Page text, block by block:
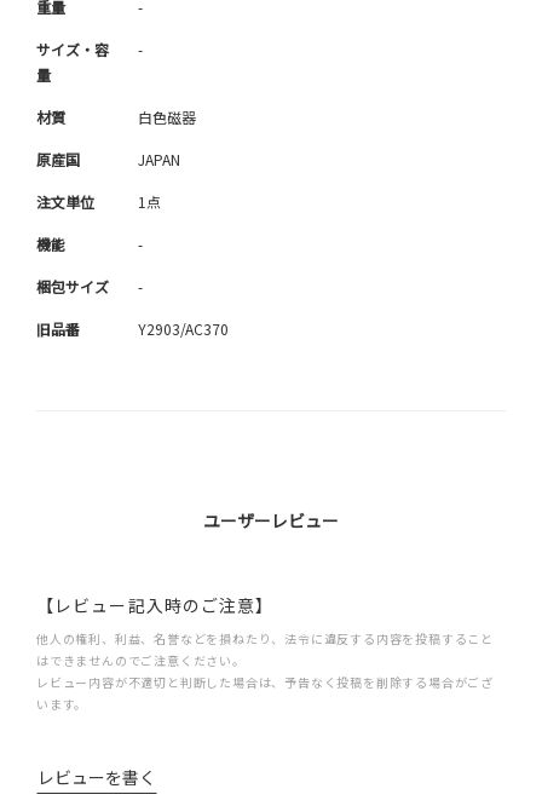
重量 -
サイズ・容
量
-
材質 白色磁器
原産国 JAPAN
注文単位 1点
機能 -
梱包サイズ -
旧品番 Y2903/AC370
ユーザーレビュー
【レビュー記入時のご注意】
他人の権利、利益、名誉などを損ねたり、法令に違反する内容を投稿すること
はできませんのでご注意ください。
レビュー内容が不適切と判断した場合は、予告なく投稿を削除する場合がござ
います。
レビューを書く